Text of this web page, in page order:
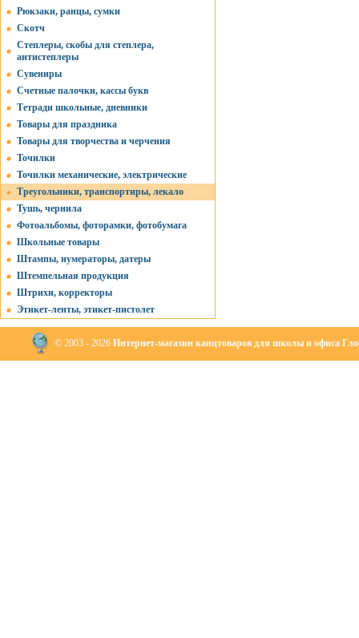
Рюкзаки, ранцы, сумки
Скотч
Степлеры, скобы для степлера,
антистеплеры
Сувениры
Счетные палочки, кассы букв
Тетради школьные, дневники
Товары для праздника
Товары для творчества и черчения
Точилки
Точилки механические, электрические
Треугольники, транспортиры, лекало
Тушь, чернила
Фотоальбомы, фоторамки, фотобумага
Школьные товары
Штампы, нумераторы, датеры
Штемпельная продукция
Штрихи, корректоры
Этикет-ленты, этикет-пистолет
© 2003 - 2026 Интернет-магазин канцтоваров для школы и офиса